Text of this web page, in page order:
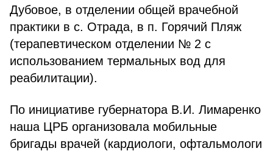
Дубовое, в отделении общей врачебной
практики в с. Отрада, в п. Горячий Пляж
(терапевтическом отделении № 2 с
использованием термальных вод для
реабилитации).
По инициативе губернатора В.И. Лимаренко
наша ЦРБ организовала мобильные
бригады врачей (кардиологи, офтальмологи